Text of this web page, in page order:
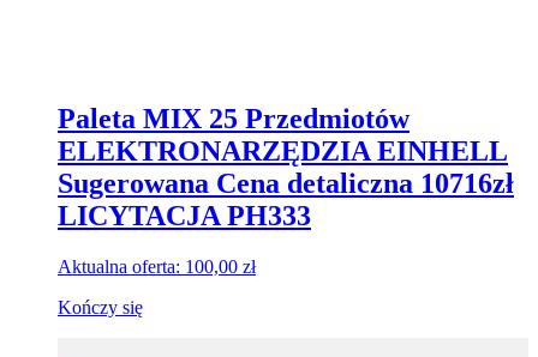
Paleta MIX 25 Przedmiotów
ELEKTRONARZĘDZIA EINHELL
Sugerowana Cena detaliczna 10716zł
LICYTACJA PH333
Aktualna oferta: 100,00 zł
Kończy się